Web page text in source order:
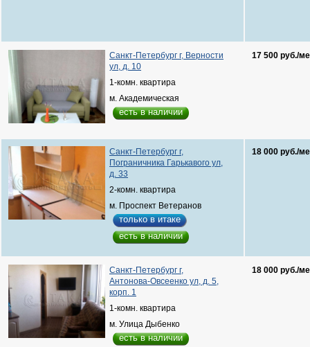
Санкт-Петербург г, Верности
ул, д. 10
1-комн. квартира
м. Академическая
есть в наличии
17 500 руб./
Санкт-Петербург г,
Пограничника Гарькавого ул,
д. 33
2-комн. квартира
м. Проспект Ветеранов
только в итаке
есть в наличии
18 000 руб./
Санкт-Петербург г,
Антонова-Овсеенко ул, д. 5,
корп. 1
1-комн. квартира
м. Улица Дыбенко
есть в наличии
18 000 руб./